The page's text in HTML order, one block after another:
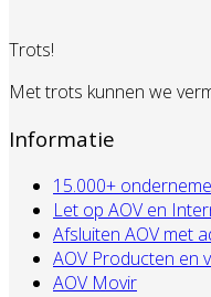
Trots!
Met trots kunnen we
Informatie
15.000+
Let op AOV en
Afsluiten AOV met
AOV Producten en
AOV Movir